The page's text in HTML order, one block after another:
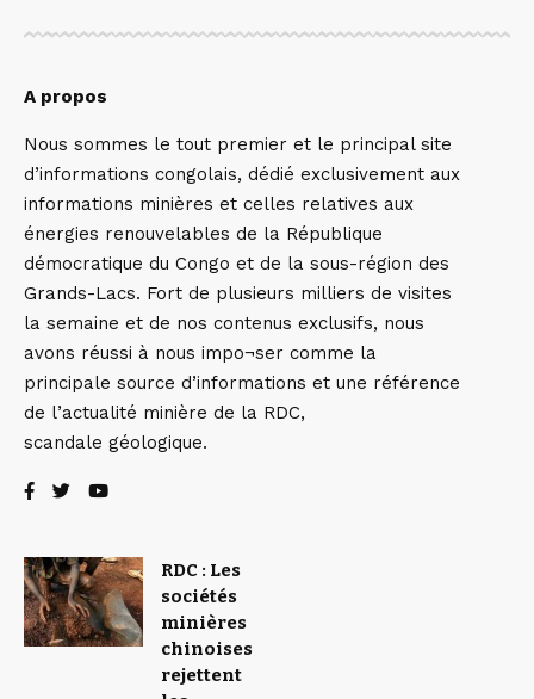
A propos
Nous sommes le tout premier et le principal site
d’informations congolais, dédié exclusivement aux
informations minières et celles relatives aux
énergies renouvelables de la République
démocratique du Congo et de la sous-région des
Grands-Lacs. Fort de plusieurs milliers de visites
la semaine et de nos contenus exclusifs, nous
avons réussi à nous impo¬ser comme la
principale source d’informations et une référence
de l’actualité minière de la RDC,
scandale géologique.
RDC : Les
sociétés
minières
chinoises
rejettent